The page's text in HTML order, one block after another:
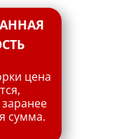
цена
сумма.